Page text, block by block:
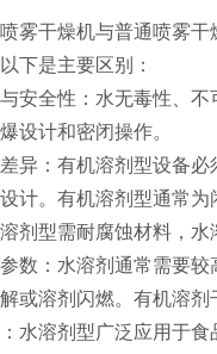
雾干燥机与普通喷雾
下是主要区别：
安全性：水无毒性、
设计和密闭操作。
异：有机溶剂型设备
计。有机溶剂型通常
剂型需耐腐蚀材料，水
数：水溶剂通常需要较
或溶剂闪燃。有机溶剂
水溶剂型广泛应用于